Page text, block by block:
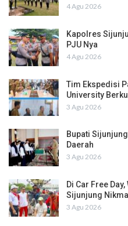
4 Agu 2026
Kapolres
PJU Nya
4 Agu 2026
Tim Ekspedisi
University
3 Agu 2026
Bupati
Daerah
3 Agu 2026
Di Car Free
Sijunjung
3 Agu 2026